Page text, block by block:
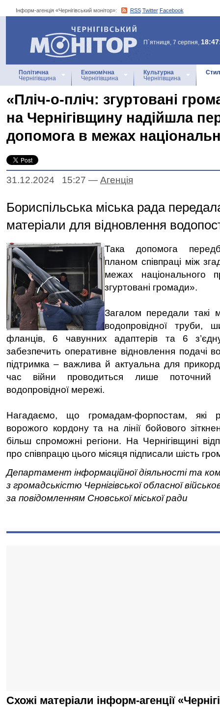
Інформ-агенція «Чернігівський монітор»: RSS Twitter Facebook
Інформ-агенція
«Чернігівський монітор»
П`ятниця, 7 серпня,
Політична
Чернігівщина
Економічна
Чернігівщина
Культурна
Чернігівщина
«Пліч-о-пліч: згуртовані
на Чернігівщину надійшла
допомога в межах
31.12.2024 15:27 — Агенцiя
Бориспільська міська рада
матеріали для відновлення
Така допомога
планом співпраці між
межах національного
згуртовані громади».
Загалом передали такі
водопровідної труби,
фланців, 6 чавунних адаптерів та 6
забезпечить оперативне відновлення подачі
підтримка – важлива й актуальна для
час війни проводиться лише поточний
водопровідної мережі.
Нагадаємо, що громадам-форпостам, які
ворожого кордону та на лінії бойового
більш спроможні регіони. На Чернігівщині
про співпрацю цього місяця підписали шість
Департамент інформаційної діяльності та
з громадськістю Чернігівської обласної
за повідомленням Сновської міської ради
Схожі матеріали інформ-агенції